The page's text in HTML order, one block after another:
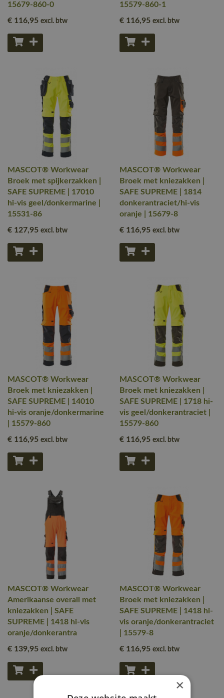
15679-860-0
€ 116,95 excl. btw
15579-860-1
€ 116,95 excl. btw
MASCOT® Workwear
Broek met spijkerzakken |
SAFE SUPREME | 17010
hi-vis geel/donkermarine |
15531-86
€ 127,95 excl. btw
MASCOT® Workwear
Broek met kniezakken |
SAFE SUPREME | 1814
donkerantraciet/hi-vis
oranje | 15679-8
€ 116,95 excl. btw
MASCOT® Workwear
Broek met kniezakken |
SAFE SUPREME | 14010
hi-vis oranje/donkermarine
| 15579-860
€ 116,95 excl. btw
MASCOT® Workwear
Broek met kniezakken |
SAFE SUPREME | 1718 hi-
vis geel/donkerantraciet |
15579-860
€ 116,95 excl. btw
MASCOT® Workwear
Amerikaanse overall met
kniezakken | SAFE
SUPREME | 1418 hi-vis
oranje/donkerantra
€ 139,95 excl. btw
MASCOT® Workwear
Broek met kniezakken |
SAFE SUPREME | 1418 hi-
vis oranje/donkerantraciet
| 15579-8
€ 116,95 excl. btw
×